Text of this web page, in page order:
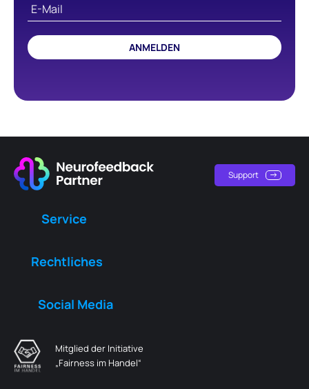
ANMELDEN
Support
Service
Rechtliches
Social Media
Mitglied der Initiative
„Fairness im Handel“